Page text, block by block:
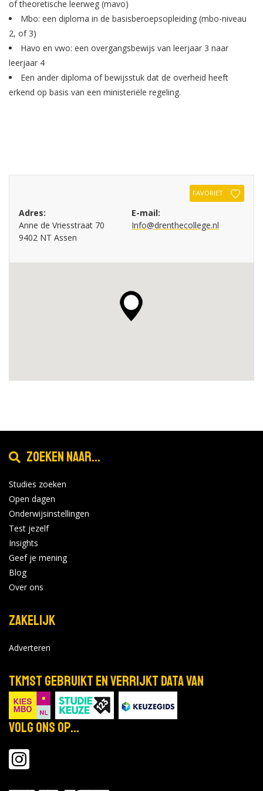
of theoretische leerweg (mavo)
Mbo: een diploma in de basisberoepsopleiding (mbo-niveau
2, of 3)
Havo en vwo: een overgangsbewijs van leerjaar 3 naar
leerjaar 4
Een ander diploma of bewijsstuk dat de overheid heeft
erkend op basis van een ministeriële regeling.
FAVORIET
Adres:
Anne de Vriesstraat 70
9402 NT Assen
E-mail:
Info@drenthecollege.nl
Zoeken naar...
Studies zoeken
Open dagen
Onderwijsinstellingen
Test jezelf
Insights
Geef je mening
Blog
Over ons
Zakelijk
Adverteren
TKMST gebruikt en verrijkt data van
Volg ons op...